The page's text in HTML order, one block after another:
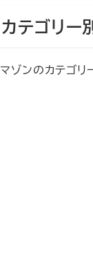
テゴリー
ゾンのカテゴリ